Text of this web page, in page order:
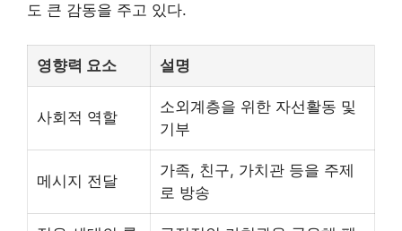
도 큰 감동을 주고 있다.
영향력 요소 설명
사회적 역할
소외계층을 위한 자선활동 및
기부
메시지 전달
가족, 친구, 가치관 등을 주제
로 방송